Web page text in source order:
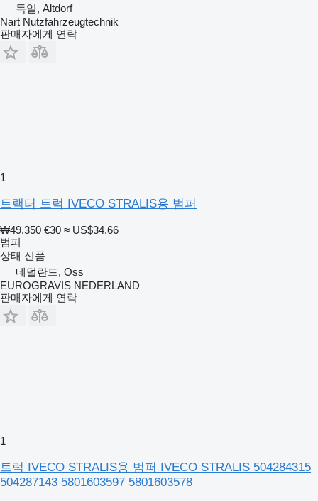
독일, Altdorf
Nart Nutzfahrzeugtechnik
판매자에게 연락
1
트랙터 트럭 IVECO STRALIS용 범퍼
₩49,350 €30 ≈ US$34.66
범퍼
상태 신품
네덜란드, Oss
EUROGRAVIS NEDERLAND
판매자에게 연락
1
트럭 IVECO STRALIS용 범퍼 IVECO STRALIS 504284315
504287143 5801603597 5801603578